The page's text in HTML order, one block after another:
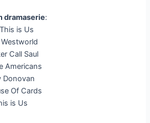
dramaserie:
is Us
Call Saul
Americans
Donovan
Of Cards
is Us